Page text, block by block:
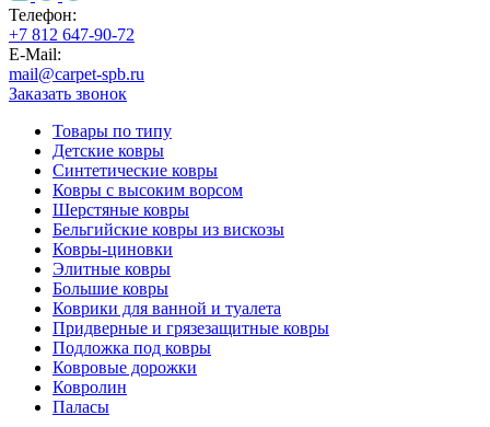
000
45
000
₽
до
200
000
₽
По
форме
Прямоугольные
ковры
Овальные
ковры
Телефон:
+7 812 647-90-72
E-Mail:
mail@carpet-spb.ru
Заказать звонок
Товары по типу
Детские ковры
Синтетические ковры
Ковры с высоким ворсом
Шерстяные ковры
Бельгийские ковры из вискозы
Ковры-циновки
Элитные ковры
Большие ковры
Коврики для ванной и туалета
Придверные и грязезащитные ковры
Подложка под ковры
Ковровые дорожки
Ковролин
Паласы